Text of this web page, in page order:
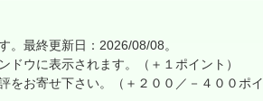
最終更新日：2026/08/08。
ウに表示されます。（＋１ポイント）
お寄せ下さい。（＋２００／－４００ポイ